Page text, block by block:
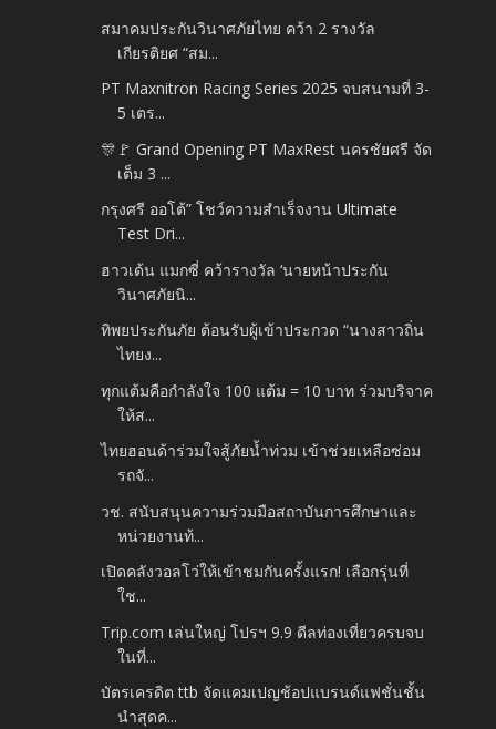
สมาคมประกันวินาศภัยไทย คว้า 2 รางวัล
เกียรติยศ “สม...
PT Maxnitron Racing Series 2025 จบสนามที่ 3-
5 เตร...
🎊🚩 Grand Opening PT MaxRest นครชัยศรี จัด
เต็ม 3 ...
กรุงศรี ออโต้” โชว์ความสำเร็จงาน Ultimate
Test Dri...
ฮาวเด้น แมกซี่ คว้ารางวัล ‘นายหน้าประกัน
วินาศภัยนิ...
ทิพยประกันภัย ต้อนรับผู้เข้าประกวด “นางสาวถิ่น
ไทยง...
ทุกแต้มคือกำลังใจ 100 แต้ม = 10 บาท ร่วมบริจาค
ให้ส...
ไทยฮอนด้าร่วมใจสู้ภัยน้ำท่วม เข้าช่วยเหลือซ่อม
รถจั...
วช. สนับสนุนความร่วมมือสถาบันการศึกษาและ
หน่วยงานท้...
เปิดคลังวอลโว่ให้เข้าชมกันครั้งแรก! เลือกรุ่นที่
ใช...
Trip.com เล่นใหญ่ โปรฯ 9.9 ดีลท่องเที่ยวครบจบ
ในที่...
บัตรเครดิต ttb จัดแคมเปญช้อปแบรนด์แฟชั่นชั้น
นำสุดค...